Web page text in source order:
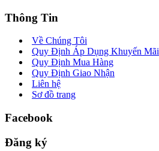
Thông Tin
Về Chúng Tôi
Quy Định Áp Dụng Khuyến Mãi
Quy Định Mua Hàng
Quy Định Giao Nhận
Liên hệ
Sơ đồ trang
Facebook
Đăng ký